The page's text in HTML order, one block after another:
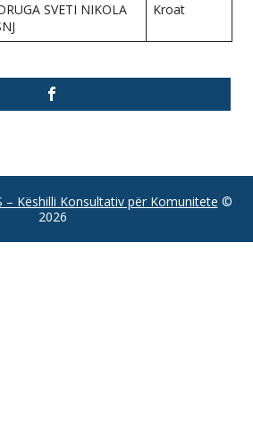
SVETI NIKOLA
Kroat
– Këshilli Konsultativ për Komunitete ©
2026